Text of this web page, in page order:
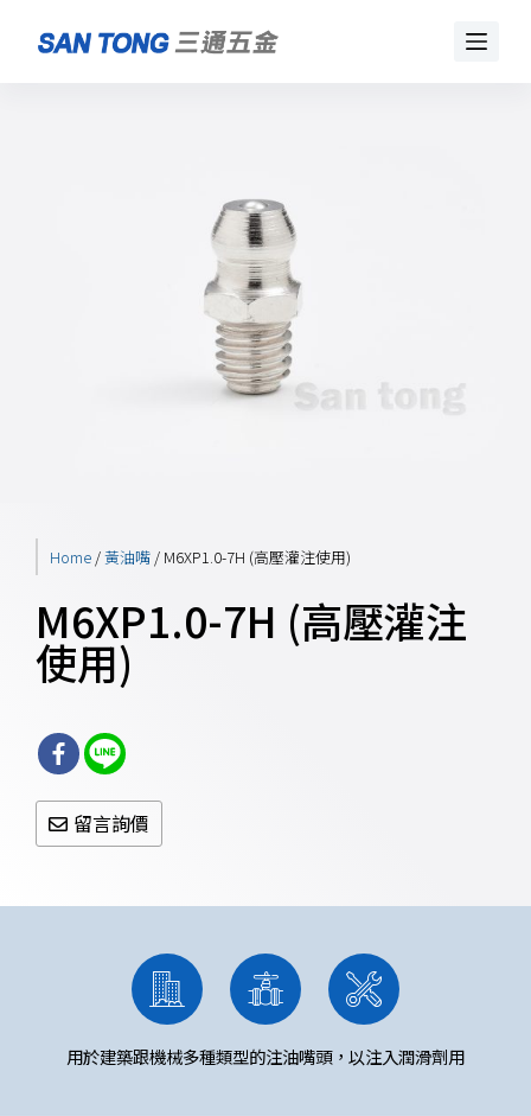
至
Home /黃油嘴 / M6XP1.0-7H (高壓灌注使用)
M6XP1.0-7H (高壓灌注
使用)
留言詢價
用於建築跟機械多種類型的注油嘴頭，以注入潤滑劑用